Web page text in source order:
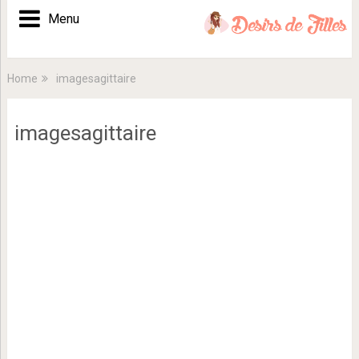
Menu
Home imagesagittaire
imagesagittaire